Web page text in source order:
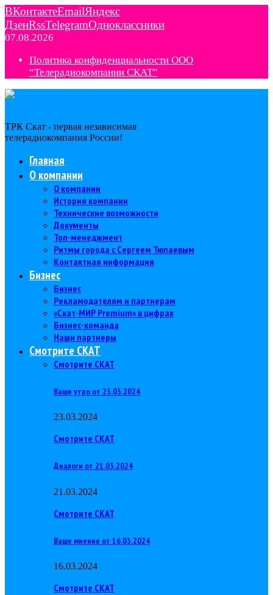
ВКонтактеEmailЯндекс
ДзенRssTelegramОдноклассники
07.08.2026
Политика конфиденциальности ООО
“Телерадиокомпании СКАТ”
ТРК Скат - первая независимая
телерадиокомпания Роcсии!
Главная
О компании
О компании
История компании
Технические возможности
Документы
Топ-менеджмент
Ритмы города с Сергеем Тюпаевым
Контактная информация
Бизнес
Бизнес
Рекламодателям и партнерам
«Скат-МИР Premium» в цифрах
Бизнес-команда
Наши партнеры
Смотрите СКАТ
Смотрите СКАТ
Ваше утро от 23.03.2024
23.03.2024
Смотрите СКАТ
Диалоги от 21.03.2024
21.03.2024
Смотрите СКАТ
Ваше мнение от 16.03.2024
16.03.2024
Смотрите СКАТ